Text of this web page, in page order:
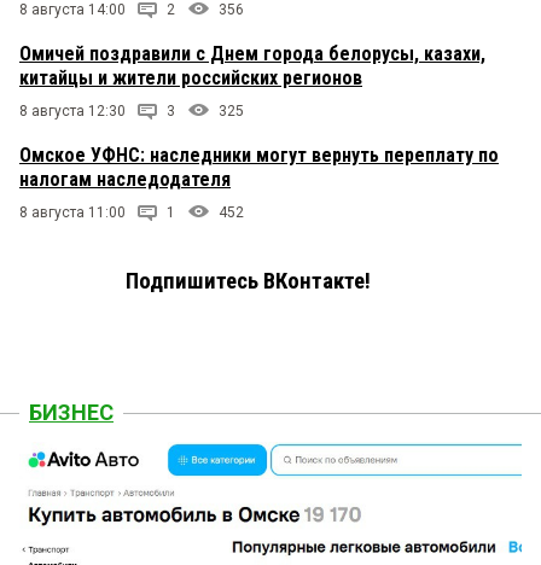
8 августа 14:00 2 356
Омичей поздравили с Днем города белорусы, казахи,
китайцы и жители российских регионов
8 августа 12:30 3 325
Омское УФНС: наследники могут вернуть переплату по
налогам наследодателя
8 августа 11:00 1 452
Подпишитесь ВКонтакте!
БИЗНЕС